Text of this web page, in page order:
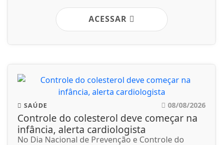
ACESSAR
SAÚDE 08/08/2026
Controle do colesterol deve começar na
infância, alerta cardiologista
No Dia Nacional de Prevenção e Controle do